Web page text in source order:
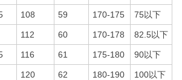
108 59 170-175 75以下
112 60 170-178 82.5以下
116 61 175-180 90以下
120 62 180-190 100以下